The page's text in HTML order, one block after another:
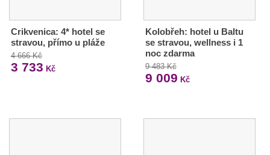
Crikvenica: 4* hotel se
stravou, přímo u pláže
4 666 Kč
3 733 Kč
Kolobřeh: hotel u Baltu
se stravou, wellness i 1
noc zdarma
9 483 Kč
9 009 Kč